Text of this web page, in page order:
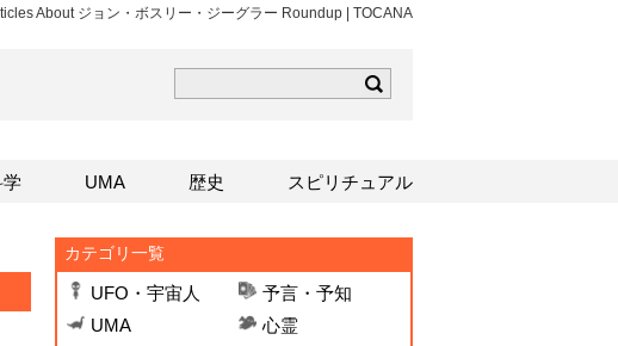
About ジョン・ボスリー・ジーグラー Roundup | TOCANA
はこちら
instagramはこちら
カテゴリ一覧
UFO・宇宙人
予言・予知
UMA
心霊
学 UMA 歴史 スピリチュアル